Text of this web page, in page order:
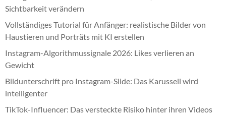
Sichtbarkeit verändern
Vollständiges Tutorial für Anfänger: realistische Bilder von
Haustieren und Porträts mit KI erstellen
Instagram-Algorithmussignale 2026: Likes verlieren an
Gewicht
Bildunterschrift pro Instagram-Slide: Das Karussell wird
intelligenter
TikTok-Influencer: Das versteckte Risiko hinter ihren Videos